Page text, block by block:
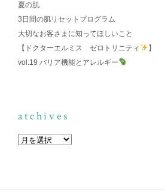
夏の肌
3日間の肌リセットプログラム
大切なお客さまに知ってほしいこと
【ドクターエルミス ゼロトリニティ
】
vol.19 バリア機能とアレルギー
atchives